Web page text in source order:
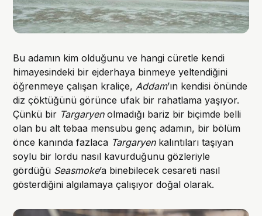
Bu adamın kim olduğunu ve hangi cüretle kendi
himayesindeki bir ejderhaya binmeye yeltendiğini
öğrenmeye çalışan kraliçe, Addam’ın kendisi önünde
diz çöktüğünü görünce ufak bir rahatlama yaşıyor.
Çünkü bir Targaryenolmadığı bariz bir biçimde belli
olan bu alt tebaa mensubu genç adamın, bir bölüm
önce kanında fazlaca Targaryenkalıntıları taşıyan
soylu bir lordu nasıl kavurduğunu gözleriyle
gördüğü Seasmoke’a binebilecek cesareti nasıl
gösterdiğini algılamaya çalışıyor doğal olarak.